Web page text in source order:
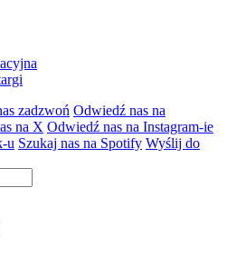
zadzwoń Odwiedź nas na
na X Odwiedź nas na Instagram-ie
u Szukaj nas na Spotify Wyślij do